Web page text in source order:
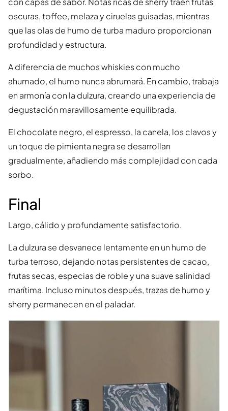
oscuras, toffee, melaza y ciruelas guisadas, mientras
que las olas de humo de turba maduro proporcionan
profundidad y estructura.
A diferencia de muchos whiskies con mucho
ahumado, el humo nunca abrumará. En cambio, trabaja
en armonía con la dulzura, creando una experiencia de
degustación maravillosamente equilibrada.
El chocolate negro, el espresso, la canela, los clavos y
un toque de pimienta negra se desarrollan
gradualmente, añadiendo más complejidad con cada
sorbo.
Final
Largo, cálido y profundamente satisfactorio.
La dulzura se desvanece lentamente en un humo de
turba terroso, dejando notas persistentes de cacao,
frutas secas, especias de roble y una suave salinidad
marítima. Incluso minutos después, trazas de humo y
sherry permanecen en el paladar.